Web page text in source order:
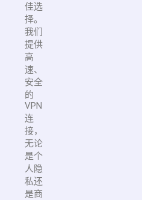
佳选
择。
我们
提供
高
速、
安全
的
VPN
连
接，
无论
是个
人隐
私还
是商